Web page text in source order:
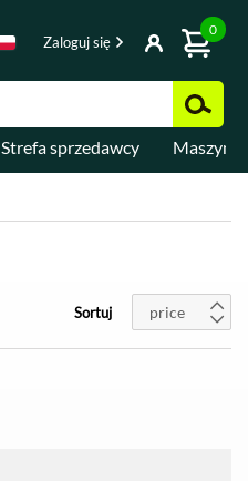
Zaloguj się
0
Strefa sprzedawcy Maszyny
Sortuj price